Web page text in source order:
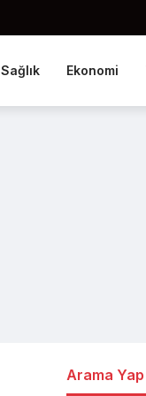
Sağlık Ekonomi
Arama Yap